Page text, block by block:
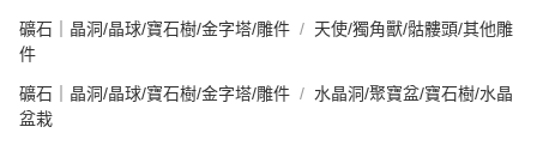
礦石｜晶洞/晶球/寶石樹/金字塔/雕件
天使/獨角獸/骷髏頭/其他雕
件
礦石｜晶洞/晶球/寶石樹/金字塔/雕件
水晶洞/聚寶盆/寶石樹/水晶
盆栽